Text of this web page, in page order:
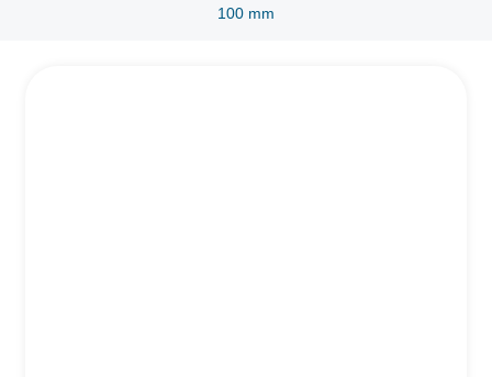
100 mm